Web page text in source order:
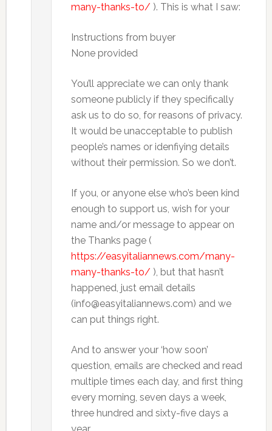
many-thanks-to/ ). This is what I saw:
Instructions from buyer
None provided
You’ll appreciate we can only thank
someone publicly if they specifically
ask us to do so, for reasons of privacy.
It would be unacceptable to publish
people’s names or idenfiying details
without their permission. So we don’t.
If you, or anyone else who’s been kind
enough to support us, wish for your
name and/or message to appear on
the Thanks page (
https://easyitaliannews.com/many-
many-thanks-to/ ), but that hasn’t
happened, just email details
(info@easyitaliannews.com) and we
can put things right.
And to answer your ‘how soon’
question, emails are checked and read
multiple times each day, and first thing
every morning, seven days a week,
three hundred and sixty-five days a